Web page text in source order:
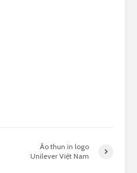
Áo thun in logo
Unilever Việt Nam